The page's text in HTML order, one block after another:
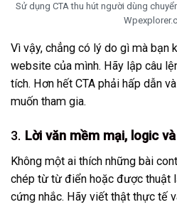
Sử dụng CTA thu hút người dùng
Vì vậy, chẳng có lý do gì mà bạn
website của mình. Hãy lập câu
tích. Hơn hết CTA phải hấp dẫn
muốn tham gia.
3. Lời văn mềm mại, logic
Không một ai thích những bài
chép từ từ điển hoặc được thuật
cứng nhắc. Hãy viết thật thực tế